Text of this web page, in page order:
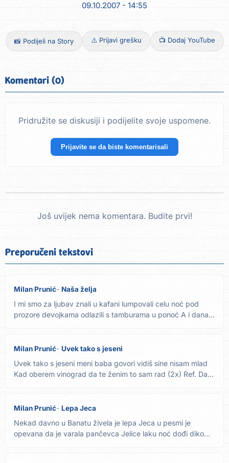
09.10.2007 - 14:55
📸 Podijeli na Story ⚠️ Prijavi grešku 📺 Dodaj YouTube
Komentari (0)
Pridružite se diskusiji i podijelite svoje uspomene.
Prijavite se da biste komentarisali
Još uvijek nema komentara. Budite prvi!
Preporučeni tekstovi
Milan Prunić Naša želja
I mi smo za ljubav znali u kafani lumpovali celu noć pod
prozore devojkama odlazili s tamburama u ponoć A i danas
Milan Prunić Uvek tako s jeseni
Uvek tako s jeseni meni baba govori vidiš sine nisam mlad
Kad oberem vinograd da te ženim to sam rad (2x) Ref. Da
Milan Prunić Lepa Jeca
Nekad davno u Banatu živela je lepa Jeca u pesmi je
opevana da je varala pančevca Jelice laku noć dođi diko